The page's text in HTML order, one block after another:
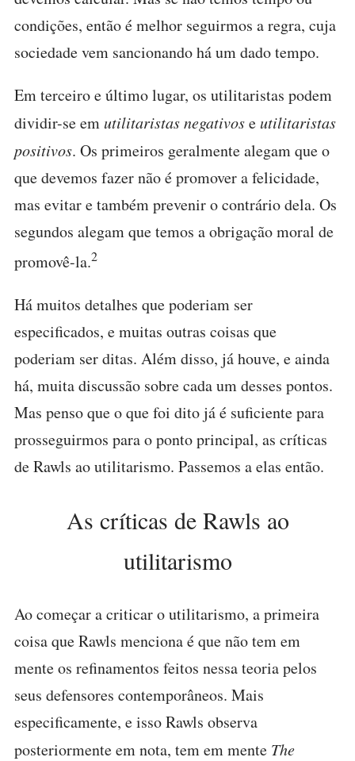
condições, então é melhor seguirmos a regra, cuja
sociedade vem sancionando há um dado tempo.
Em terceiro e último lugar, os utilitaristas podem
dividir-se emutilitaristas negativoseutilitaristas
positivos. Os primeiros geralmente alegam que o
que devemos fazer não é promover a felicidade,
mas evitar e também prevenir o contrário dela. Os
segundos alegam que temos a obrigação moral de
promovê-la.2
Há muitos detalhes que poderiam ser
especificados, e muitas outras coisas que
poderiam ser ditas. Além disso, já houve, e ainda
há, muita discussão sobre cada um desses pontos.
Mas penso que o que foi dito já é suficiente para
prosseguirmos para o ponto principal, as críticas
de Rawls ao utilitarismo. Passemos a elas então.
As críticas de Rawls ao
utilitarismo
Ao começar a criticar o utilitarismo, a primeira
coisa que Rawls menciona é que não tem em
mente os refinamentos feitos nessa teoria pelos
seus defensores contemporâneos. Mais
especificamente, e isso Rawls observa
posteriormente em nota, tem em mente The